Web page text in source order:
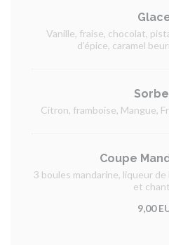
Vanille, fraise, chocolat,
d’épice, caramel
Citron, framboise, Mangue,
Coupe
3 boules mandarine, liqueur
et
9,00